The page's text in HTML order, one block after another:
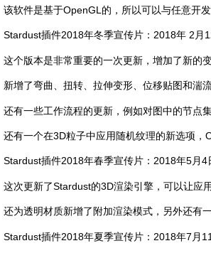
该软件是基于OpenGL的，所以可以与任意开发
Stardust插件2018年冬季宣传片：2018年 2月
这个版本是非常重要的一次更新，增加了新的
新增了弯曲、扭转、拉伸变形、位移贴图和湍
还有一些工作流程的更新，例如对图中的节点
还有一个在3D粒子中应用随机纹理的新选项，
Stardust插件2018年春季宣传片：2018年5月
这次更新了Stardust的3D渲染引擎，可以让应
还为透明材质新增了附加渲染模式，另外还有
Stardust插件2018年夏季宣传片：2018年7月